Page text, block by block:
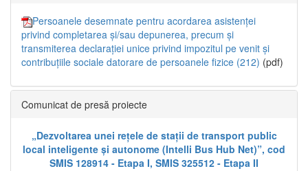
Persoanele desemnate pentru acordarea asistenței
privind completarea și/sau depunerea, precum și
transmiterea declarației unice privind impozitul pe venit și
contribuțiile sociale datorare de persoanele fizice (212) (pdf)
Comunicat de presă proiecte
„Dezvoltarea unei rețele de stații de transport public
local inteligente și autonome (Intelli Bus Hub Net)”, cod
SMIS 128914 - Etapa I, SMIS 325512 - Etapa II